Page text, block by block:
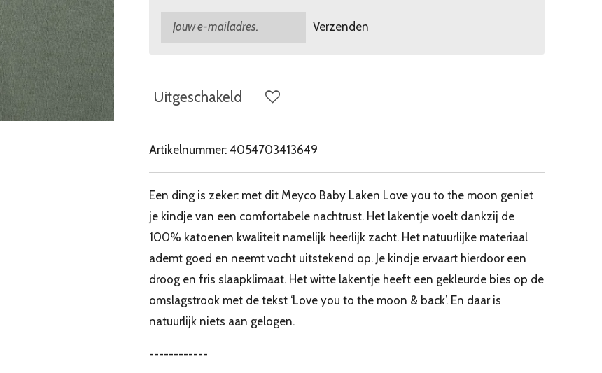
Verzenden
Uitgeschakeld
Artikelnummer: 4054703413649
Een ding is zeker: met dit Meyco Baby Laken Love you to the moon geniet
je kindje van een comfortabele nachtrust. Het lakentje voelt dankzij de
100% katoenen kwaliteit namelijk heerlijk zacht. Het natuurlijke materiaal
ademt goed en neemt vocht uitstekend op. Je kindje ervaart hierdoor een
droog en fris slaapklimaat. Het witte lakentje heeft een gekleurde bies op de
omslagstrook met de tekst ‘Love you to the moon & back’. En daar is
natuurlijk niets aan gelogen.
------------